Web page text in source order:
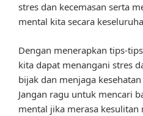
stres dan kecemasan serta
mental kita secara
Dengan menerapkan tips-
kita dapat menangani stres
bijak dan menjaga
Jangan ragu untuk mencari
mental jika merasa kesulitan